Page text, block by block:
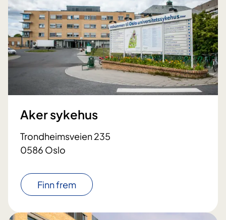
Aker sykehus
Trondheimsveien 235
0586 Oslo
Finn frem